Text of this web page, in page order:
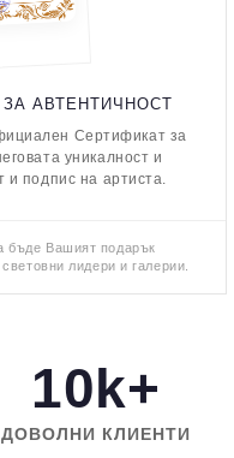
АВТЕНТИЧНОСТ
Сертификат за
уникалност и
и подпис на артиста.
бъде Вашият подарък
лидери и галерии.
10k+
ДОВОЛНИ КЛИЕНТИ